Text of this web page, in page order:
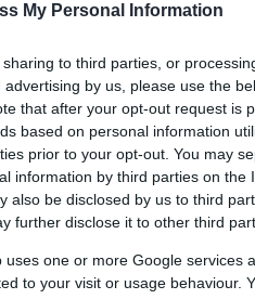
My Personal Information
to third parties, or
by us, please use the
that after your opt-out request is
based on personal information
prior to your opt-out. You may
information by third parties on the
also be disclosed by us to third
further disclose it to other third
uses one or more Google services
to your visit or usage behaviour.